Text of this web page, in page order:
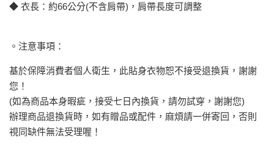
◆ 衣長：約66公分(不含肩帶)，肩帶長度可調整
。注意事項：
基於保障消費者個人衛生，此貼身衣物恕不接受退換貨，謝謝
您！
(如為商品本身暇疵，接受七日內換貨，請勿試穿，謝謝您)
辦理商品退換貨時，如有贈品或配件，麻煩請一併寄回，否則
視同缺件無法受理喔！